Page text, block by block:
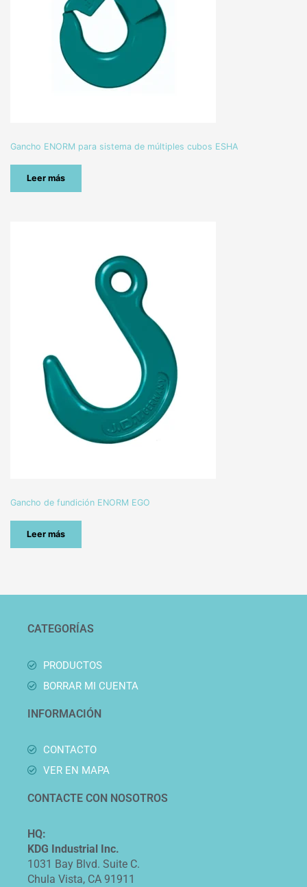
Gancho ENORM para sistema de múltiples cubos ESHA
Leer más
Gancho de fundición ENORM EGO
Leer más
CATEGORÍAS
PRODUCTOS
BORRAR MI CUENTA
INFORMACIÓN
CONTACTO
VER EN MAPA
CONTACTE CON NOSOTROS
HQ:
KDG Industrial Inc.
1031 Bay Blvd. Suite C.
Chula Vista, CA 91911